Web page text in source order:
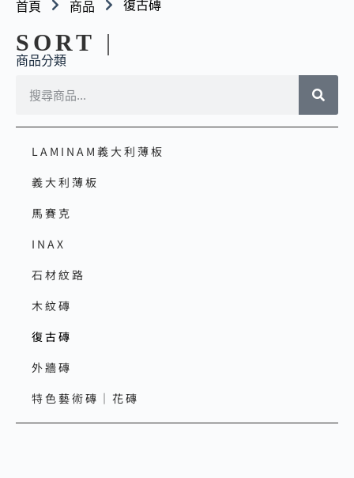
首頁 商品 復古磚
SORT |
商品分類
LAMINAM義大利薄板
義大利薄板
馬賽克
INAX
石材紋路
木紋磚
復古磚
外牆磚
特色藝術磚｜花磚